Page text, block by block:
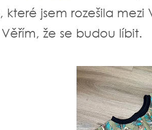
které jsem rozešila
že se budou líbit.